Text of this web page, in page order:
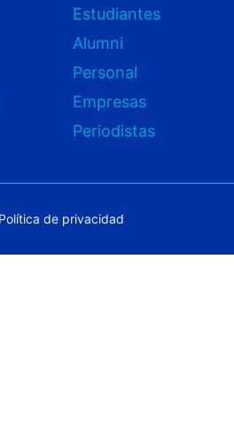
Estudiantes
Alumni
Personal
Empresas
Periodistas
Política de privacidad